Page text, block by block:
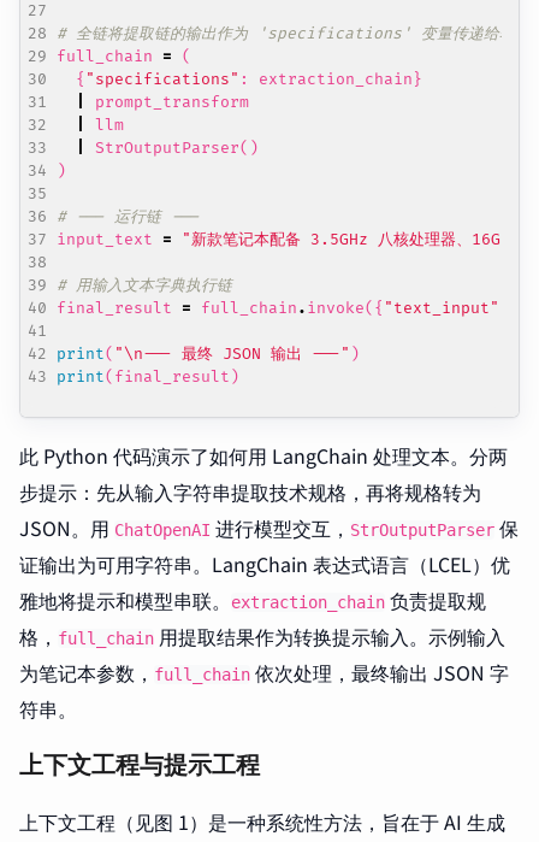
# 全链将提取链的输出作为 'specifications' 变量传递给转换
full_chain
=
(
{ "specifications" : extraction_chain }
prompt_transform
llm
StrOutputParser()
)
# --- 运行链 ---
input_text
= "新款笔记本配备 3.5GHz 八核处理器、16GB
# 用输入文本字典执行链
final_result
= full_chain.invoke({ "text_input"
print( "\n--- 最终 JSON 输出 ---" )
print( final_result )
此 Python 代码演示了如何用 LangChain 处理文本。分两
步提示：先从输入字符串提取技术规格，再将规格转为
JSON。用 ChatOpenAI 进行模型交互， StrOutputParser 保
证输出为可用字符串。LangChain 表达式语言（LCEL）优
雅地将提示和模型串联。
extraction_chain 负责提取规
格， full_chain 用提取结果作为转换提示输入。示例输入
为笔记本参数， full_chain 依次处理，最终输出 JSON 字
符串。
上下文工程与提示工程
上下文工程（见图 1）是一种系统性方法，旨在于 AI 生成